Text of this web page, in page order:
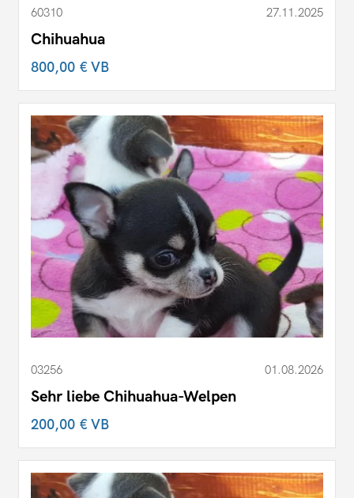
60310 27.11.2025
Chihuahua
800,00 €VB
03256 01.08.2026
Sehr liebe Chihuahua-Welpen
200,00 €VB